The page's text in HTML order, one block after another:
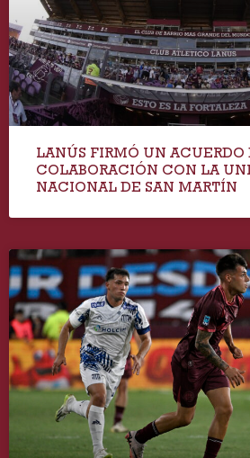
LANÚS FIRMÓ UN ACUERDO
COLABORACIÓN CON LA
NACIONAL DE SAN MARTÍN